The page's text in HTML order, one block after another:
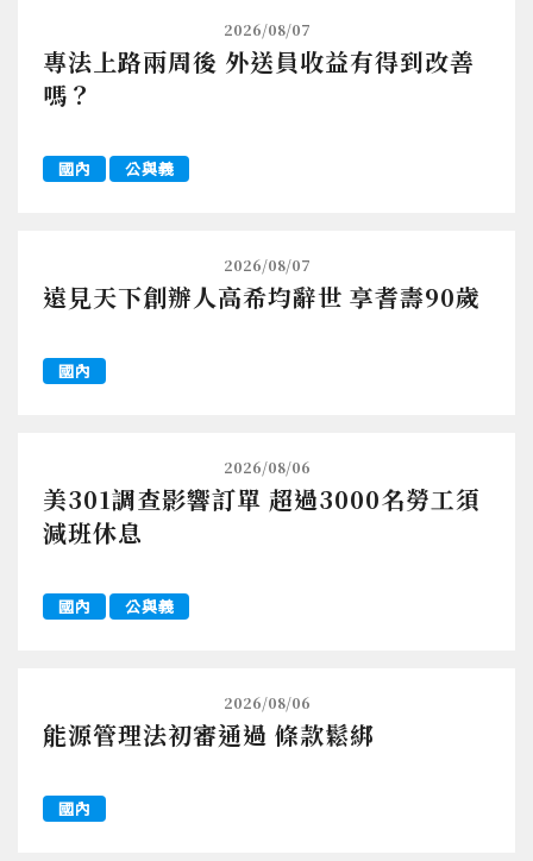
2026/08/07
專法上路兩周後 外送員收益有得到改善
嗎？
國內 公與義
2026/08/07
遠見天下創辦人高希均辭世 享耆壽90歲
國內
2026/08/06
美301調查影響訂單 超過3000名勞工須
減班休息
國內 公與義
2026/08/06
能源管理法初審通過 條款鬆綁
國內